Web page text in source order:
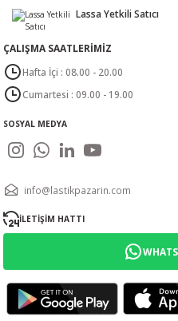
Lassa Yetkili Satıcı
ÇALIŞMA SAATLERİMİZ
Hafta İçi : 08.00 - 20.00
Cumartesi : 09.00 - 19.00
SOSYAL MEDYA
info@lastikpazarin.com
İLETİŞİM HATTI